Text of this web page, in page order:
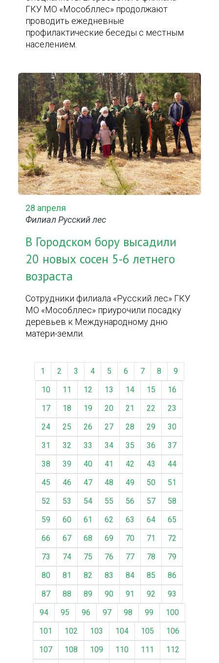
ГКУ МО «Мособллес» продолжают
проводить ежедневные
профилактические беседы с местным
населением.
28 апреля
Филиал Русский лес
В Городском бору высадили
20 новых сосен 5-6 летнего
возраста
Сотрудники филиала «Русский лес» ГКУ
МО «Мособллес» приурочили посадку
деревьев к Международному дню
матери-земли.
1 2 3 4 5 6 7 8
9
10
11 12 13 14 15
16
17
18 19 20 21 22
23
24
25 26 27 28 29
30
31
32 33 34 35 36
37
38
39 40 41 42 43
44
45
46 47 48 49 50
51
52
53 54 55 56 57
58
59
60 61 62 63 64
65
66
67 68 69 70 71
72
73
74 75 76 77 78
79
80
81 82 83 84 85
86
87
88 89 90 91 92
93
94
95 96 97 98 99
100
101
102 103 104 105
106
107
108 109 110 111
112